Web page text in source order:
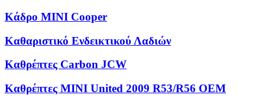
Κάδρο MINI Cooper
Καθαριστικό Ενδεικτικού Λαδιών
Καθρέπτες Carbon JCW
Καθρέπτες MINI United 2009 R53/R56 OEM